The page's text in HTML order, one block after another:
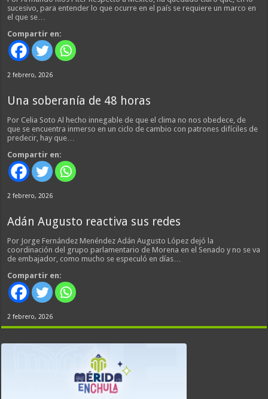
sucesivo, para entender lo que ocurre en el país se requiere un marco en
el que se…
Compartir en:
2 febrero, 2026
Una soberanía de 48 horas
Por Celia Soto Al hecho innegable de que el clima no nos obedece, de
que se encuentra inmerso en un ciclo de cambio con patrones difíciles de
predecir, hay que…
Compartir en:
2 febrero, 2026
Adán Augusto reactiva sus redes
Por Jorge Fernández Menéndez Adán Augusto López dejó la
coordinación del grupo parlamentario de Morena en el Senado y no se va
de embajador, como mucho se especuló en días…
Compartir en:
2 febrero, 2026